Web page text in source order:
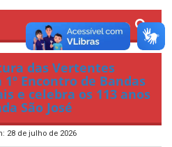
das Vertentes
Encontro de Bandas
e celebra os 113 anos
São José
28 de julho de 2026